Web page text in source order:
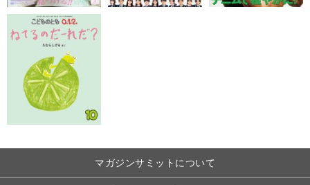
マガジンサミットについて